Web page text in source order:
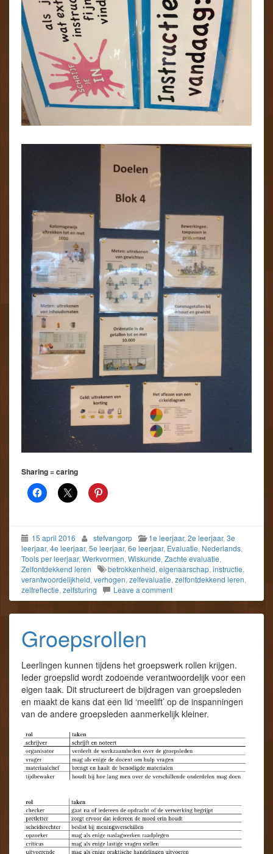
Sharing = caring
15 april 2016 stefvangorp 1e leerjaar, 2e leerjaar, 3e
leerjaar, 4e leerjaar, 5e leerjaar, 6e leerjaar, Evaluatie, Nederlands,
Tools per leerjaar, Werkvormen, Wiskunde, Zachte evaluatie,
Zelfontdekkend leren
betrokkenheid, eigenaarschap, instructie,
verantwoordelijkheid, verhogen, zelfevaluatie, zelfontdekkend leren,
zelfreflectie, zelfsturing Leave a comment
Groepsrollen
Leerlingen kunnen tijdens het groepswerk rollen krijgen.
Ieder groepslid wordt zodoende verantwoordelijk voor een
eigen taak. Dit structureert de bijdragen van groepsleden
en maakt de kans dat een lid ‘meelift’ op de inspanningen
van de andere groepsleden aanmerkelijk kleiner.